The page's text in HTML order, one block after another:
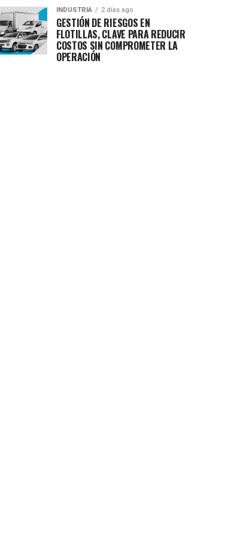
INDUSTRIA 2 días ago
GESTIÓN DE RIESGOS EN
FLOTILLAS, CLAVE PARA REDUCIR
COSTOS SIN COMPROMETER LA
OPERACIÓN